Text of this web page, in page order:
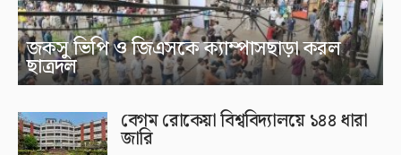
জকসু ভিপি ও জিএসকে ক্যাম্পাসছাড়া করল
ছাত্রদল
বেগম রোকেয়া বিশ্ববিদ্যালয়ে ১৪৪ ধারা
জারি